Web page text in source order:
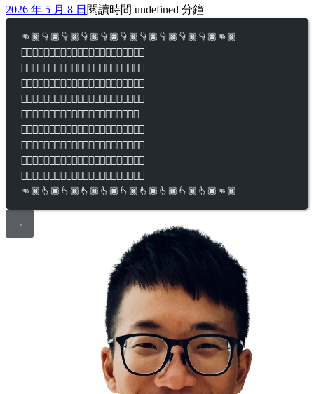
2026 年 5 月 8 日 閱讀時間 undefined 分鐘
👊🏿👇🏿👇🏿👇🏿👇🏿👇🏿👇🏿👇🏿👇🏿👇🏿👊🏿
👉🏿👎🏾👇🏾👇🏾👇🏾👇🏾👇🏾👇🏾👇🏾👎🏾👈🏿
👉🏿👉🏾👎🏽👇🏽👇🏽👇🏽👇🏽👇🏽👎🏽👈🏾👈🏿
👉🏿👉🏾👉🏽👎🏼👇🏼👇🏼👇🏼👎🏼👈🏽👈🏾👈🏿
👉🏿👉🏾👉🏽👉🏼👎🏻👇🏻👎🏻👈🏼👈🏽👈🏾👈🏿
👉🏿👉🏾👉🏽👉🏼👉🏻🗿👈🏻👈🏼👈🏽👈🏾👈🏿
👉🏿👉🏾👉🏽👉🏼👍🏻👆🏻👍🏻👈🏼👈🏽👈🏾👈🏿
👉🏿👉🏾👉🏽👍🏼👆🏼👆🏼👆🏼👍🏼👈🏽👈🏾👈🏿
👉🏿👉🏾👍🏽👆🏽👆🏽👆🏽👆🏽👆🏽👍🏽👈🏾👈🏿
👉🏿👍🏾👆🏾👆🏾👆🏾👆🏾👆🏾👆🏾👆🏾👍🏾👈🏿
👊🏿👆🏿👆🏿👆🏿👆🏿👆🏿👆🏿👆🏿👆🏿👆🏿👊🏿